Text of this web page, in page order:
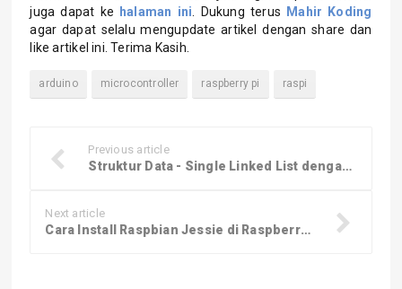
juga dapat ke
halaman ini . Dukung terus
Mahir Koding
agar dapat selalu mengupdate artikel dengan share dan
like artikel ini. Terima Kasih.
arduino microcontroller raspberry pi raspi
Previous article
Struktur Data - Single Linked List dengan Bahasa C
Next article
Cara Install Raspbian Jessie di Raspberry Pi